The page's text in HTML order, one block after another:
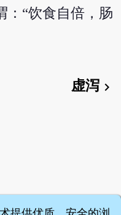
：“饮食自倍，肠
虚泻chevron_right